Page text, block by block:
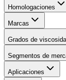
Homologaciones
Marcas
Grados de
Segmentos de
Aplicaciones